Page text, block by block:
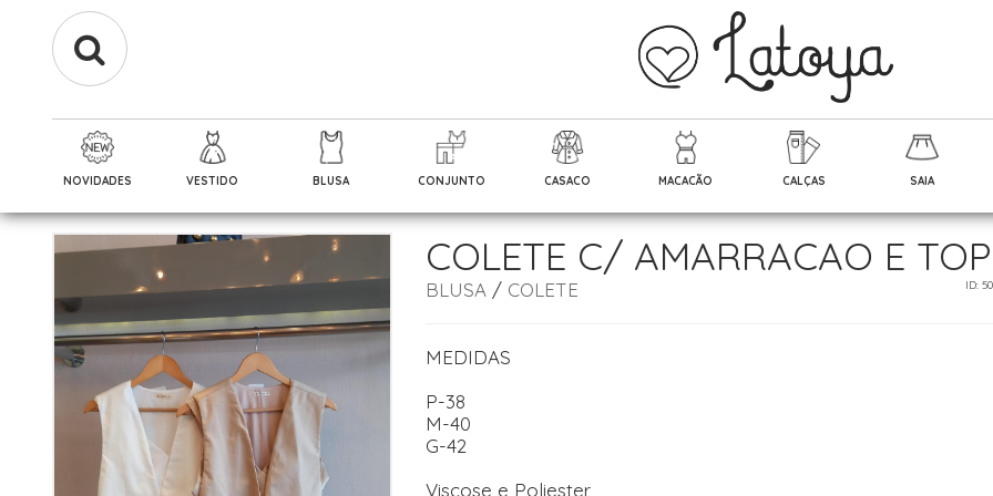
NOVIDADES VESTIDO BLUSA CONJUNTO CASACO MACACÃO CALÇAS SAIA
COLETE C/ AMARRACAO E TOP
BLUSA / COLETE ID:
MEDIDAS
P-38
M-40
G-42
Viscose e Poliester